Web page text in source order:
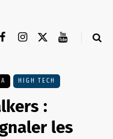
HIGH TECH
:
les